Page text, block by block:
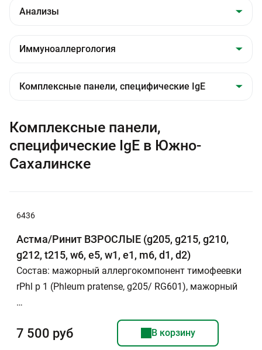
Комплексные панели,
специфические IgE в Южно-
Сахалинске
6436
Астма/Ринит ВЗРОСЛЫЕ (g205, g215, g210,
g212, t215, w6, e5, w1, e1, m6, d1, d2)
Состав: мажорный аллергокомпонент тимофеевки
rPhl p 1 (Phleum pratense, g205/ RG601), мажорный
…
7 500 руб В корзину